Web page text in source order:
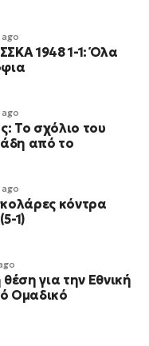
ago
1948 1-1: Όλα
ago
Το σχόλιο του
από το
ago
κόντρα
1)
για την Εθνική
Ομαδικό